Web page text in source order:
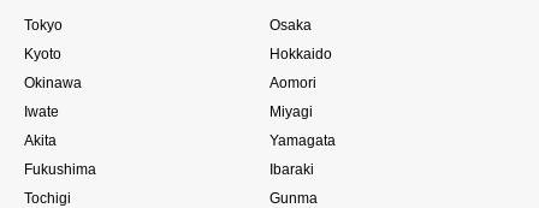
Tokyo
Osaka
Kyoto
Hokkaido
Okinawa
Aomori
Iwate
Miyagi
Akita
Yamagata
Fukushima
Ibaraki
Tochigi
Gunma